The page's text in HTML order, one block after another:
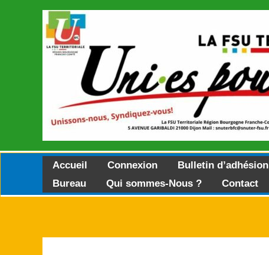
Accueil Connexion Bulletin d’adhésion
Bureau
Qui sommes-Nous ? Contact